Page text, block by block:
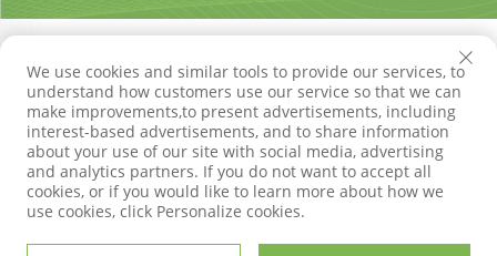
Droits d'auteur © Shandong Qigong Environmental
Protection Technology Co., Ltd. Tous droits réservés
Politique de confidentialité Blog
We use cookies and similar tools to provide our services, to
understand how customers use our service so that we can
make improvements,to present advertisements, including
interest-based advertisements, and to share information
about your use of our site with social media, advertising
and analytics partners. If you do not want to accept all
cookies, or if you would like to learn more about how we
use cookies, click Personalize cookies.